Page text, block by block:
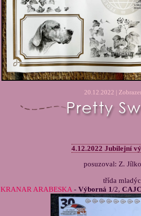
20.12.2022 |
4.12.2022 Jubilejní
posuzoval: Z.
třída
KRANAR ARABESKA - Výborná 1/2,